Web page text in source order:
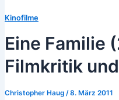
Kinofilme
Eine Familie
Filmkritik
Christopher Haug /8. März 2011